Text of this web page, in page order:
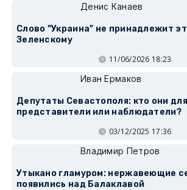
Денис Канаев
Слово "Украина" не принадлежит
Зеленскому
11/06/2026 18:23
Иван Ермаков
Депутаты Севастополя: кто они
представители или наблюдатели?
03/12/2025 17:36
Владимир Петров
Утыкано гламуром: нержавеющие
появились над Балаклавой